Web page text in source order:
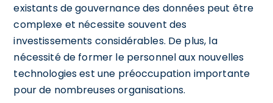
existants de gouvernance des données peut être
complexe et nécessite souvent des
investissements considérables. De plus, la
nécessité de former le personnel aux nouvelles
technologies est une préoccupation importante
pour de nombreuses organisations.